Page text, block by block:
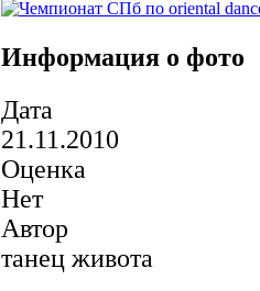
Информация о фото
Дата
21.11.2010
Оценка
Нет
Автор
танец живота